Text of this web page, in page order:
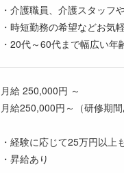
・介護職員、介護スタッフ
・時短勤務の希望などお気
・20代～60代まで幅広い年
月給 250,000円 ～
月給250,000円～（研修期
・経験に応じて25万円以上
・昇給あり